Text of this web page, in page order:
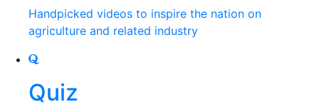
Handpicked videos to inspire the nation on
agriculture and related industry
Quiz